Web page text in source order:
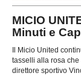
MICIO
Minuti e
Il Micio United
tasselli alla rosa
direttore sportivo